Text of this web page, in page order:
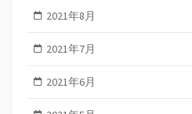
2021年8月
2021年7月
2021年6月